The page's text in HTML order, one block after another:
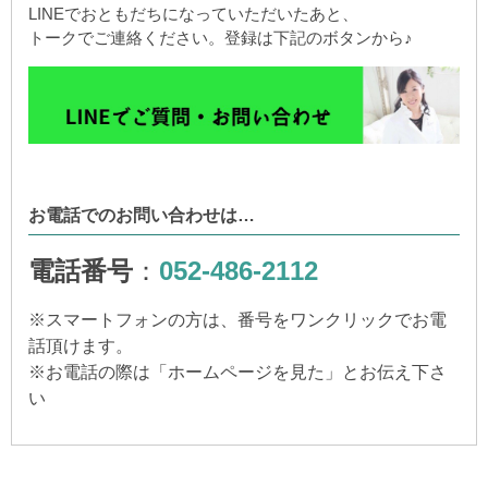
LINEでおともだちになっていただいたあと、
トークでご連絡ください。登録は下記のボタンから♪
お電話でのお問い合わせは…
電話番号 ： 052-486-2112
※ スマートフォンの方は、番号をワンクリックでお電
話頂けます。
※お電話の際は「ホームページを見た」とお伝え下さ
い